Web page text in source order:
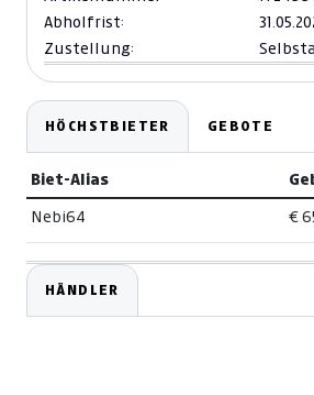
Abholfrist:
Zustellung:
HÖCHSTBIETER GEBOTE
Biet-Alias
Nebi64 €
HÄNDLER